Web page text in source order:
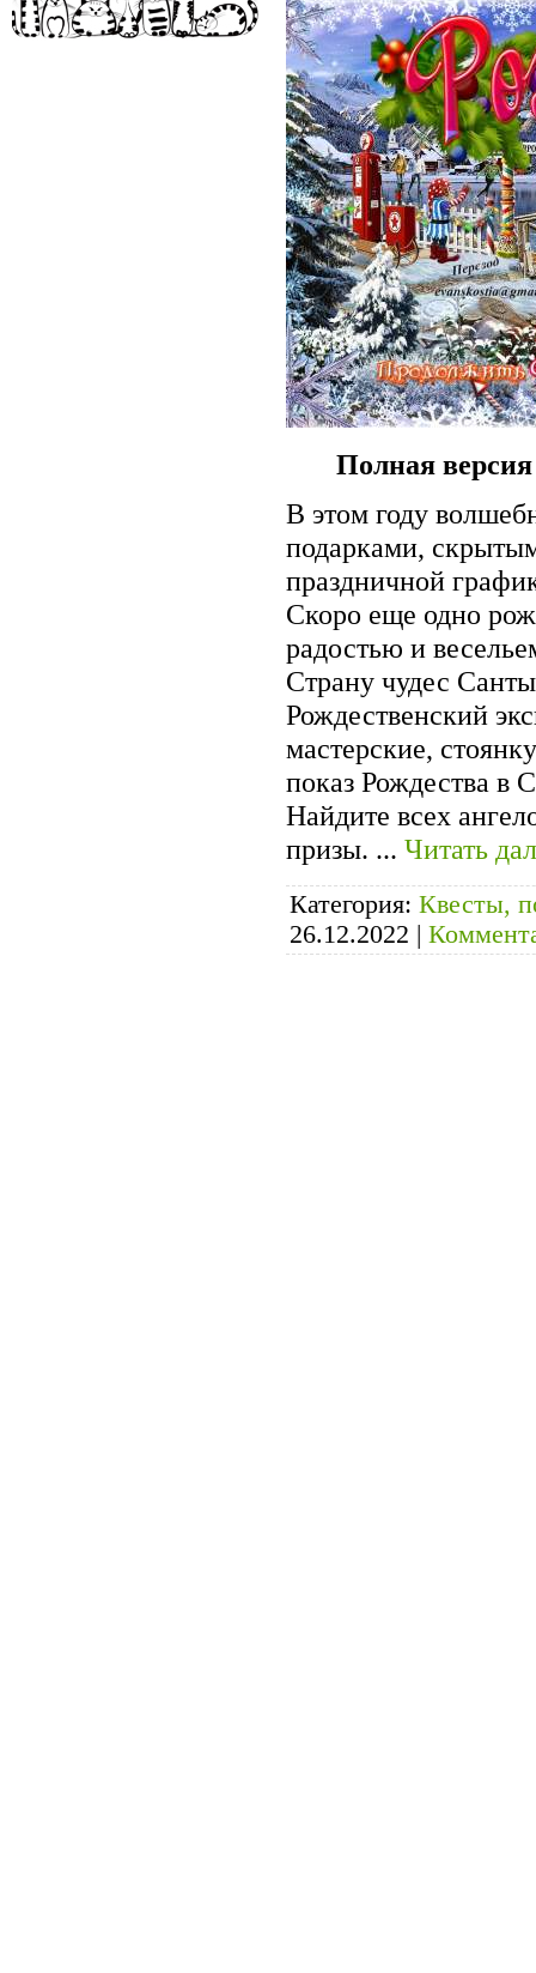
Полная
В этом году
подарками,
праздничной
Скоро еще одно
радостью и
Страну чудес
Рождественский
мастерские,
показ Рождества в
Найдите всех
призы. ... Читать
Категория: Квесты,
26.12.2022 |